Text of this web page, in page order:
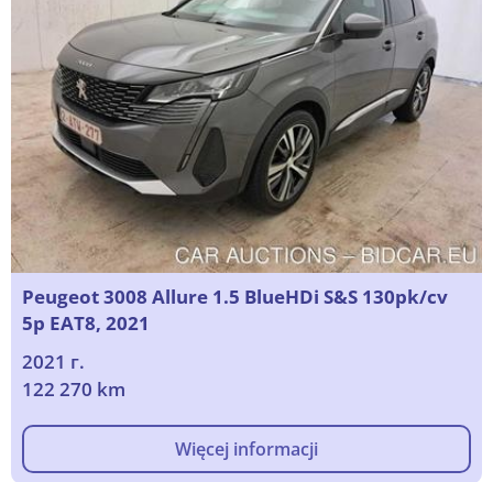
Peugeot 3008 Allure 1.5 BlueHDi S&S 130pk/cv
5p EAT8, 2021
2021 г.
122 270 km
Więcej informacji